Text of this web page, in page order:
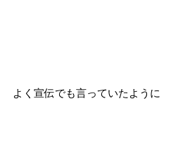
よく宣伝でも言っていたように